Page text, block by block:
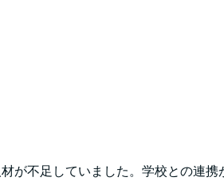
が不足していました。学校との連携